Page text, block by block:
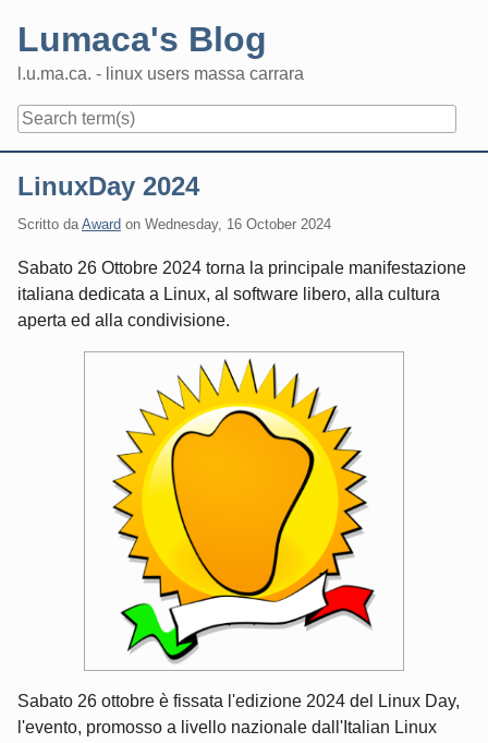
content
Lumaca's Blog
l.u.ma.ca. - linux users massa carrara
LinuxDay 2024
Scritto da Award on Wednesday, 16 October 2024
Sabato 26 Ottobre 2024 torna la principale manifestazione
italiana dedicata a Linux, al software libero, alla cultura
aperta ed alla condivisione.
Sabato 26 ottobre è fissata l'edizione 2024 del Linux Day,
l'evento, promosso a livello nazionale dall'Italian Linux